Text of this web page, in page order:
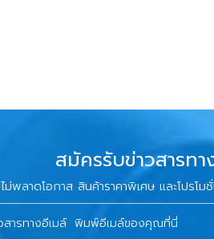
สมัครรับข่าวสารทา
ไม่พลาดโอกาส สินค้าราคาพิเศษ และโปรโ